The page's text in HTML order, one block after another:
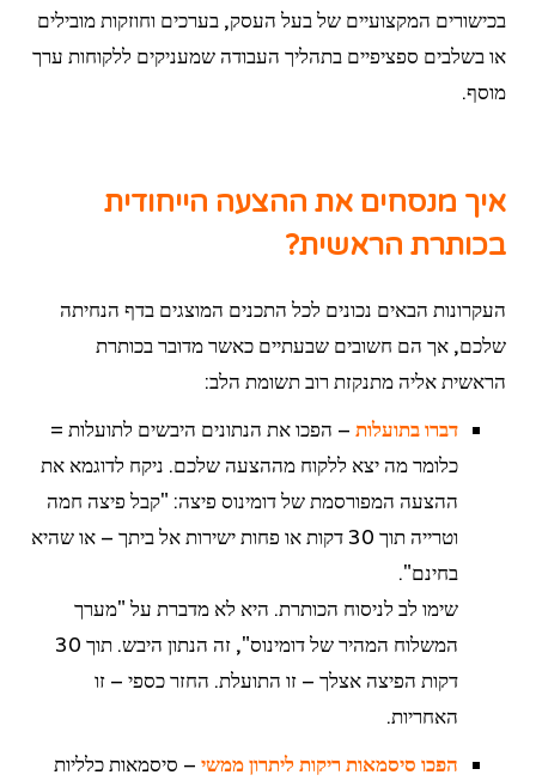
בכישורים המקצועיים של בעל העסק, בערכים וחוזקות מובילים
או בשלבים ספציפיים בתהליך העבודה שמעניקים ללקוחות ערך
מוסף.
איך מנסחים את ההצעה הייחודית
בכותרת הראשית?
העקרונות הבאים נכונים לכל התכנים המוצגים בדף הנחיתה
שלכם, אך הם חשובים שבעתיים כאשר מדובר בכותרת
הראשית אליה מתנקזת רוב תשומת הלב:
דברו בתועלות – הפכו את הנתונים היבשים לתועלות =
כלומר מה יצא ללקוח מההצעה שלכם. ניקח לדוגמא את
ההצעה המפורסמת של דומינוס פיצה: "קבל פיצה חמה
וטרייה תוך 30 דקות או פחות ישירות אל ביתך – או שהיא
בחינם".
שימו לב לניסוח הכותרת. היא לא מדברת על "מערך
המשלוח המהיר של דומינוס", זה הנתון היבש. תוך 30
דקות הפיצה אצלך – זו התועלת. החזר כספי – זו
האחריות.
הפכו סיסמאות ריקות ליתרון ממשי – סיסמאות כלליות